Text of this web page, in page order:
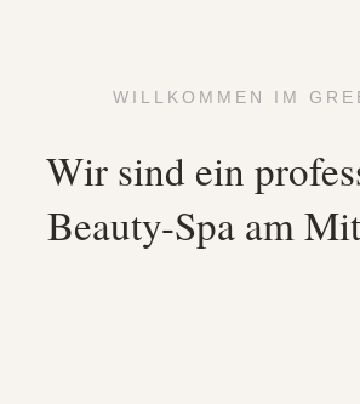
WILLKOMMEN IM
Wir sind ein
Beauty-Spa am